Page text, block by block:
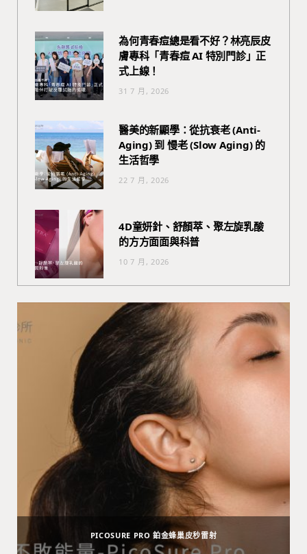
為何青春痘總是看不好？林亮辰皮
膚專科「青春痘 AI 特別門診」正
式上線！
31 7 月, 2026
醫美的新顯學：從抗衰老 (Anti-
Aging) 到 慢老 (Slow Aging) 的
生活哲學
22 7 月, 2026
4D童妍針、舒顏萃、聚左旋乳酸
的方方面面與科普
10 7 月, 2026
PICOSURE PRO 鉑金蜂巢皮秒雷射